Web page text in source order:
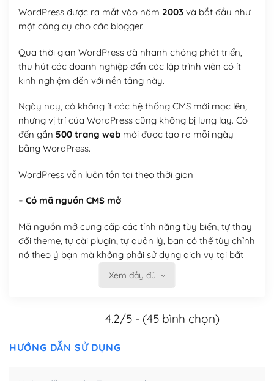
WordPress được ra mắt vào năm 2003và bắt đầu như
một công cụ cho các blogger.
Qua thời gian WordPress đã nhanh chóng phát triển,
thu hút các doanh nghiệp đến các lập trình viên có ít
kinh nghiệm đến với nền tảng này.
Ngày nay, có không ít các hệ thống CMS mới mọc lên,
nhưng vị trí của WordPress cũng không bị lung lay. Có
đến gần 500 trang webmới được tạo ra mỗi ngày
bằng WordPress.
WordPress vẫn luôn tồn tại theo thời gian
– Có mã nguồn CMS mở
Mã nguồn mở cung cấp các tính năng tùy biến, tự thay
đổi theme, tự cài plugin, tự quản lý, bạn có thể tùy chỉnh
nó theo ý bạn mà không phải sử dụng dịch vụ tại bất
Xem đầy đủ
4.2/5 - (45 bình chọn)
HƯỚNG DẪN SỬ DỤNG